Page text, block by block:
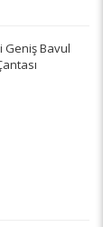
Geniş Bavul